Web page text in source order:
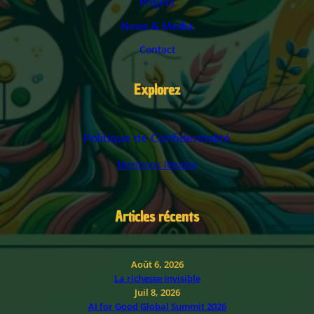
News & Media
Contact
Explorez
Politique de Confidentialité
Mentions légales
Articles récents
Août 6, 2026
La richesse invisible
Juil 8, 2026
AI for Good Global Summit 2026